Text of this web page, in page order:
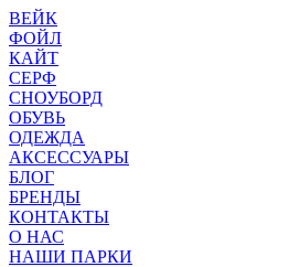
ВЕЙК
ФОЙЛ
КАЙТ
СЕРФ
СНОУБОРД
ОБУВЬ
ОДЕЖДА
АКСЕССУАРЫ
БЛОГ
БРЕНДЫ
КОНТАКТЫ
О НАС
НАШИ ПАРКИ